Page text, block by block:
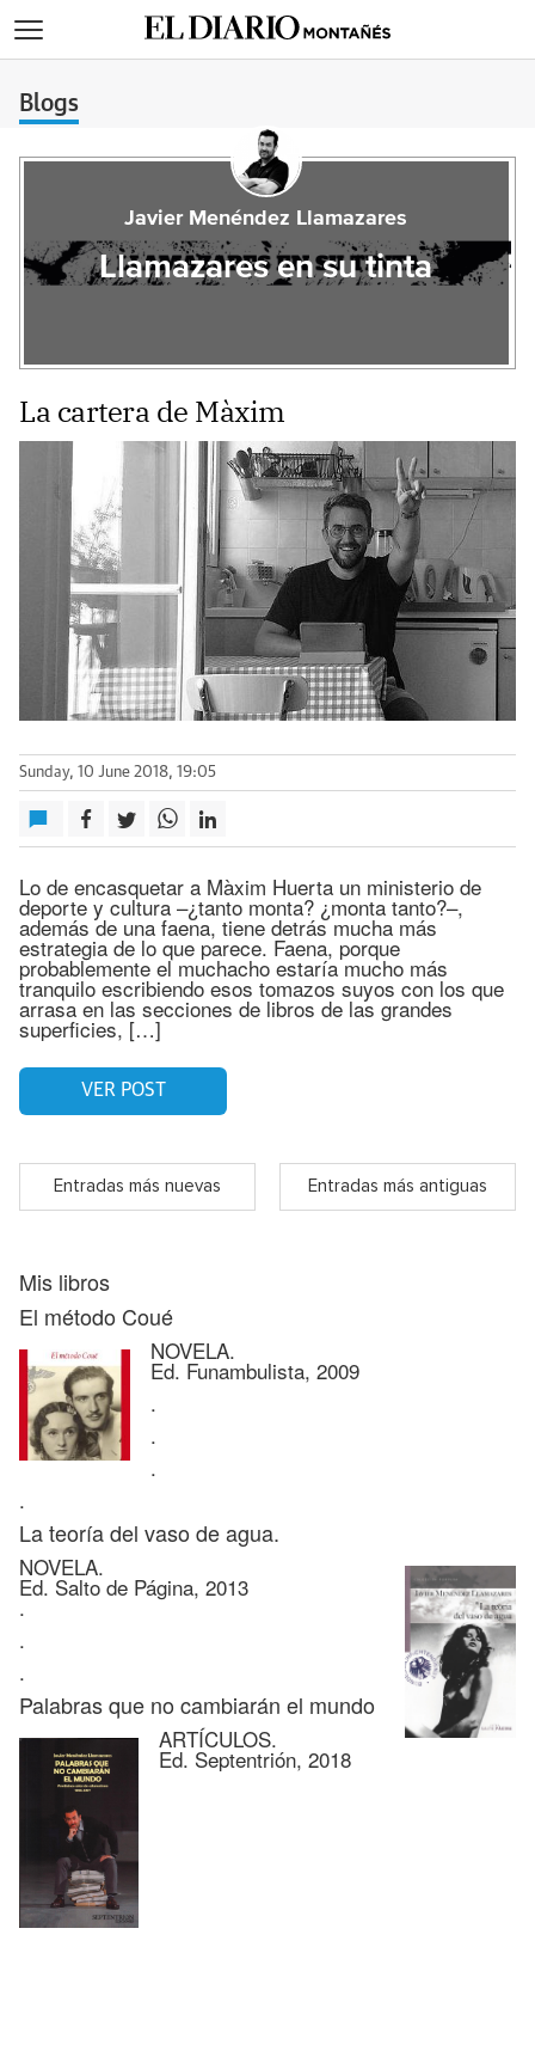
Blogs
Javier Menéndez Llamazares
Llamazares en su tinta
La cartera de Màxim
Sunday, 10 June 2018, 19:05
Lo de encasquetar a Màxim Huerta un ministerio de
deporte y cultura –¿tanto monta? ¿monta tanto?–,
además de una faena, tiene detrás mucha más
estrategia de lo que parece. Faena, porque
probablemente el muchacho estaría mucho más
tranquilo escribiendo esos tomazos suyos con los que
arrasa en las secciones de libros de las grandes
superficies, […]
VER POST
Entradas más nuevas Entradas más antiguas
Mis libros
El método Coué
NOVELA.
Ed. Funambulista, 2009
.
.
.
.
La teoría del vaso de agua.
NOVELA.
Ed. Salto de Página, 2013
.
.
.
Palabras que no cambiarán el mundo
ARTÍCULOS.
Ed. Septentrión, 2018